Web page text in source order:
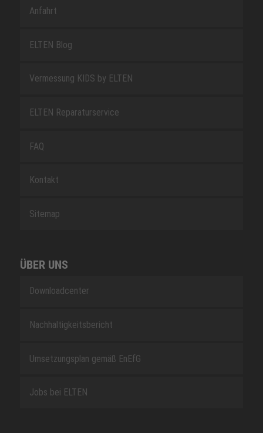
Anfahrt
ELTEN Blog
Vermessung KIDS by ELTEN
ELTEN Reparaturservice
FAQ
Kontakt
Sitemap
ÜBER UNS
Downloadcenter
Nachhaltigkeitsbericht
Umsetzungsplan gemäß EnEfG
Jobs bei ELTEN